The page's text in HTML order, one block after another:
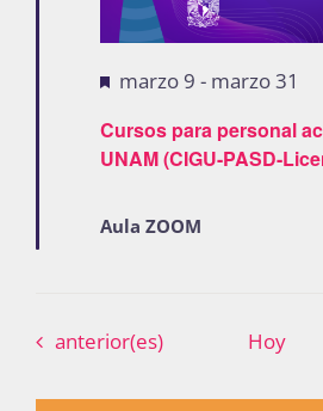
Cursos para personal
UNAM (CIGU-PASD-
Destacadas
marzo 9 - marzo 31
Aula ZOOM
Eventos
anterior(es) Hoy